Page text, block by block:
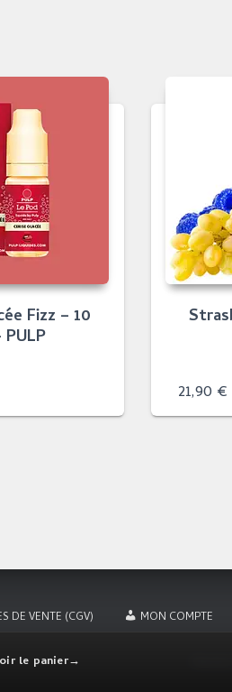
le panier→
Fizz – 10
PULP
21,90 €
DE VENTE (CGV) MON COMPTE